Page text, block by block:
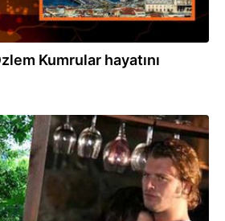
Kumrular hayatını